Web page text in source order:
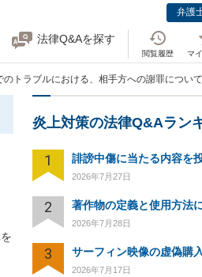
弁護
法律Q&Aを探す
閲覧履歴 マ
トラブルにおける、相手方への謝罪について
炎上対策の法律Q&Aラン
1
2026年7月27日
2 著作物の定義と使用方法
2026年7月28日
3
2026年7月17日